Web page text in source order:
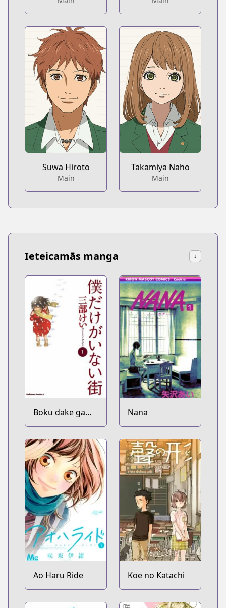
Suwa Hiroto
Main
Takamiya Naho
Main
Ieteicamās manga ↓
Boku dake ga
Inai Machi
Nana
Ao Haru Ride Koe no Katachi